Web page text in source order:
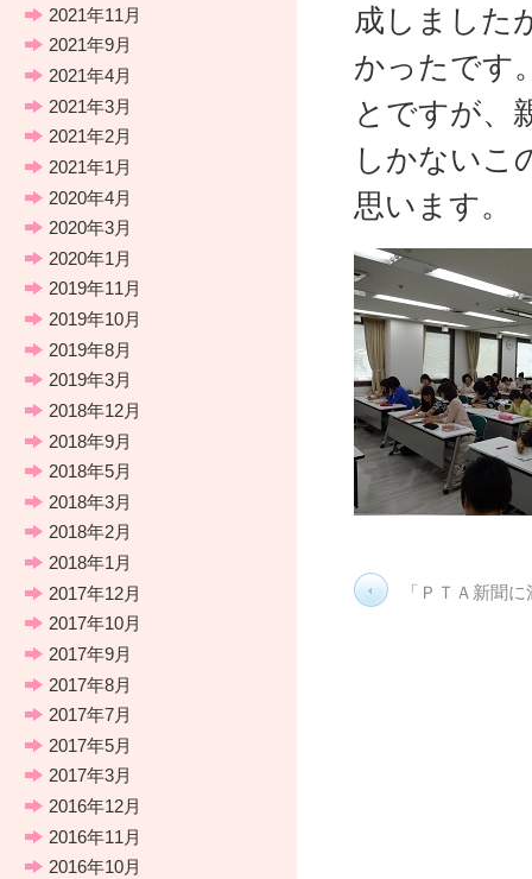
成しました
かったです
とですが、
しかないこ
思います。
「ＰＴＡ新聞
2021年11月
2021年9月
2021年4月
2021年3月
2021年2月
2021年1月
2020年4月
2020年3月
2020年1月
2019年11月
2019年10月
2019年8月
2019年3月
2018年12月
2018年9月
2018年5月
2018年3月
2018年2月
2018年1月
2017年12月
2017年10月
2017年9月
2017年8月
2017年7月
2017年5月
2017年3月
2016年12月
2016年11月
2016年10月